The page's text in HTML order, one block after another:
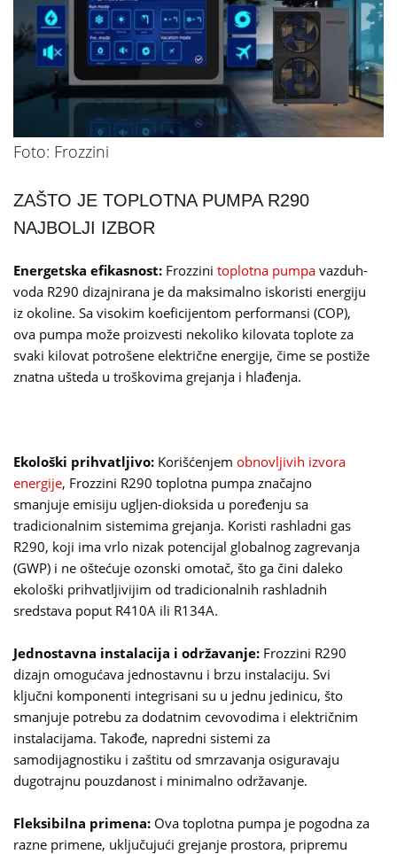
Foto: Frozzini
ZAŠTO JE TOPLOTNA PUMPA R290
NAJBOLJI IZBOR
Energetska efikasnost: Frozzini toplotna pumpa vazduh-
voda R290 dizajnirana je da maksimalno iskoristi energiju
iz okoline. Sa visokim koeficijentom performansi (COP),
ova pumpa može proizvesti nekoliko kilovata toplote za
svaki kilovat potrošene električne energije, čime se postiže
znatna ušteda u troškovima grejanja i hlađenja.
Ekološki prihvatljivo: Korišćenjem obnovljivih izvora
energije, Frozzini R290 toplotna pumpa značajno
smanjuje emisiju ugljen-dioksida u poređenju sa
tradicionalnim sistemima grejanja. Koristi rashladni gas
R290, koji ima vrlo nizak potencijal globalnog zagrevanja
(GWP) i ne oštećuje ozonski omotač, što ga čini daleko
ekološki prihvatljivijim od tradicionalnih rashladnih
sredstava poput R410A ili R134A.
Jednostavna instalacija i održavanje: Frozzini R290
dizajn omogućava jednostavnu i brzu instalaciju. Svi
ključni komponenti integrisani su u jednu jedinicu, što
smanjuje potrebu za dodatnim cevovodima i električnim
instalacijama. Takođe, napredni sistemi za
samodijagnostiku i zaštitu od smrzavanja osiguravaju
dugotrajnu pouzdanost i minimalno održavanje.
Fleksibilna primena: Ova toplotna pumpa je pogodna za
razne primene, uključujući grejanje prostora, pripremu